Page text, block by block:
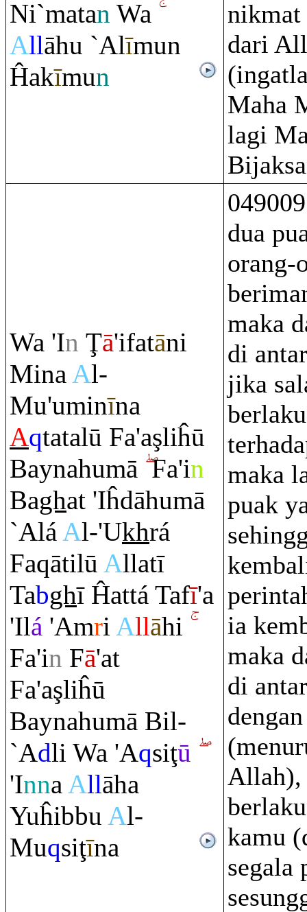
Ni`matan Wa
Allāhu `Alīmun
Ĥakīmun
nikmat
dari
Maha
lagi
Wa 'In Ţā'ifatāni
MinaAl-
Mu'uminīna
Aqtatalū Fa'aşliĥū
Baynahumā Fa'in
Baghat 'Iĥdāhumā
`AláAl-'Ukhrá
Faqātilū Allatī
Tabghī Ĥattá Tafī'a
'Ilá 'Amri Allāhi
Fa'in Fā'at
Fa'aşliĥū
Baynahumā Bil-
`Adli Wa 'Aqsiţū
'InnaAllāha
Yuĥibbu Al-
Muqsiţīna
dua
orang-
maka
di
jika
maka
puak
ia
maka
di
Allah),
kamu
segala